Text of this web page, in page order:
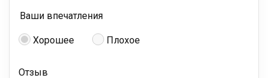
Ваши впечатления
Хорошее Плохое
Отзыв